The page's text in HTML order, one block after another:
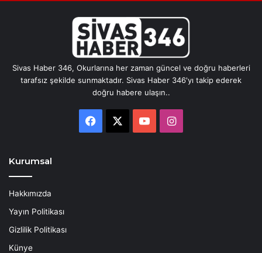
Sivas Haber 346, Okurlarına her zaman güncel ve doğru haberleri
tarafsız şekilde sunmaktadır. Sivas Haber 346'yı takip ederek
doğru habere ulaşın..
Facebook YouTubeInstagram
Kurumsal
Hakkımızda
Yayın Politikası
Gizlilik Politikası
Künye